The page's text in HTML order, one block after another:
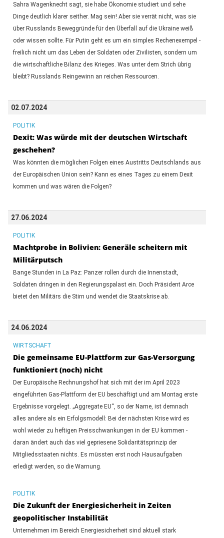
Sahra Wagenknecht sagt, sie habe Ökonomie studiert und sehe
Dinge deutlich klarer seither. Mag sein! Aber sie verrät nicht, was sie
über Russlands Beweggründe für den Überfall auf die Ukraine weiß
oder wissen sollte. Für Putin geht es um ein simples Rechenexempel -
freilich nicht um das Leben der Soldaten oder Zivilisten, sondern um
die wirtschaftliche Bilanz des Krieges. Was unter dem Strich übrig
bleibt? Russlands Reingewinn an reichen Ressourcen.
02.07.2024
POLITIK
Dexit: Was würde mit der deutschen Wirtschaft
geschehen?
Was könnten die möglichen Folgen eines Austritts Deutschlands aus
der Europäischen Union sein? Kann es eines Tages zu einem Dexit
kommen und was wären die Folgen?
27.06.2024
POLITIK
Machtprobe in Bolivien: Generäle scheitern mit
Militärputsch
Bange Stunden in La Paz: Panzer rollen durch die Innenstadt,
Soldaten dringen in den Regierungspalast ein. Doch Präsident Arce
bietet den Militärs die Stirn und wendet die Staatskrise ab.
24.06.2024
WIRTSCHAFT
Die gemeinsame EU-Plattform zur Gas-Versorgung
funktioniert (noch) nicht
Der Europäische Rechnungshof hat sich mit der im April 2023
eingeführten Gas-Plattform der EU beschäftigt und am Montag erste
Ergebnisse vorgelegt. „Aggregate EU“, so der Name, ist demnach
alles andere als ein Erfolgsmodell: Bei der nächsten Krise wird es
wohl wieder zu heftigen Preisschwankungen in der EU kommen -
daran ändert auch das viel gepriesene Solidaritätsprinzip der
Mitgliedsstaaten nichts. Es müssten erst noch Hausaufgaben
erledigt werden, so die Warnung.
POLITIK
Die Zukunft der Energiesicherheit in Zeiten
geopolitischer Instabilität
Unternehmen im Bereich Energiesicherheit sind aktuell stark